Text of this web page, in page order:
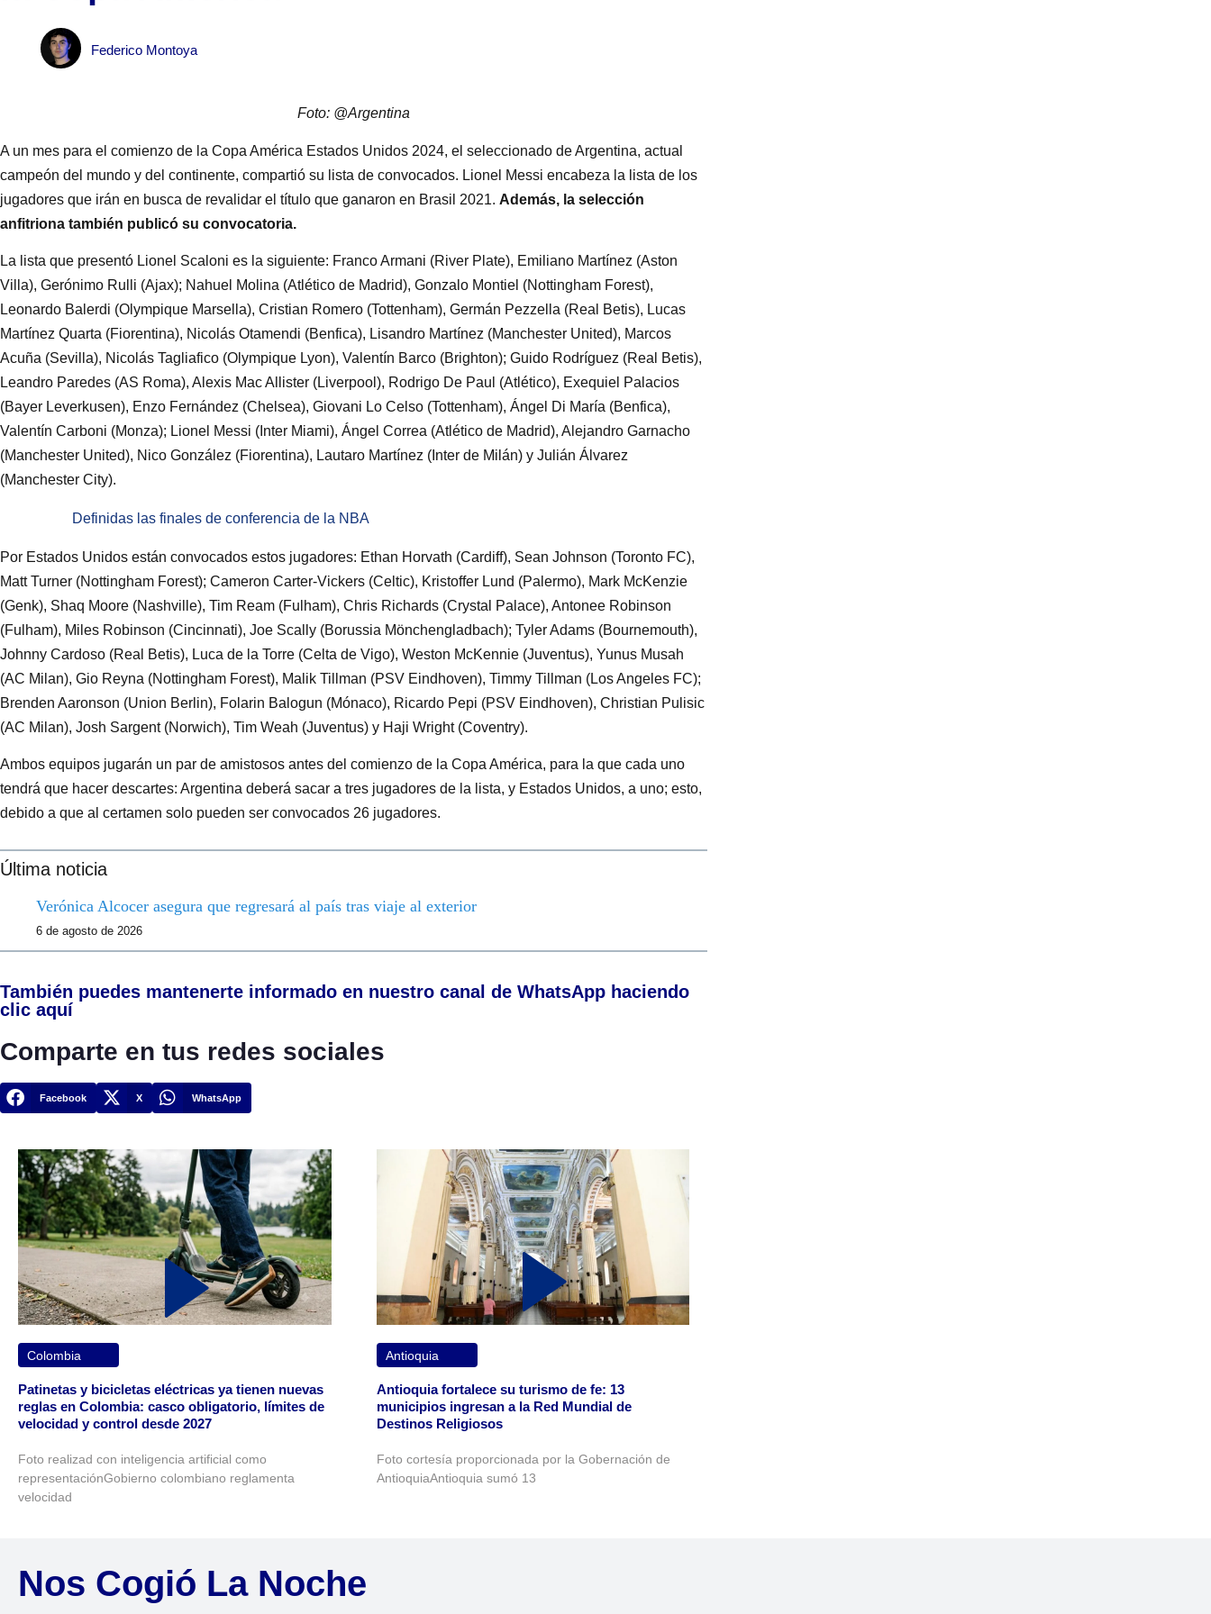
Federico Montoya
Foto: @Argentina
A un mes para el comienzo de la Copa América Estados Unidos 2024, el seleccionado de Argentina, actual
campeón del mundo y del continente, compartió su lista de convocados. Lionel Messi encabeza la lista de los
jugadores que irán en busca de revalidar el título que ganaron en Brasil 2021. Además, la selección
anfitriona también publicó su convocatoria.
La lista que presentó Lionel Scaloni es la siguiente: Franco Armani (River Plate), Emiliano Martínez (Aston
Villa), Gerónimo Rulli (Ajax); Nahuel Molina (Atlético de Madrid), Gonzalo Montiel (Nottingham Forest),
Leonardo Balerdi (Olympique Marsella), Cristian Romero (Tottenham), Germán Pezzella (Real Betis), Lucas
Martínez Quarta (Fiorentina), Nicolás Otamendi (Benfica), Lisandro Martínez (Manchester United), Marcos
Acuña (Sevilla), Nicolás Tagliafico (Olympique Lyon), Valentín Barco (Brighton); Guido Rodríguez (Real Betis),
Leandro Paredes (AS Roma), Alexis Mac Allister (Liverpool), Rodrigo De Paul (Atlético), Exequiel Palacios
(Bayer Leverkusen), Enzo Fernández (Chelsea), Giovani Lo Celso (Tottenham), Ángel Di María (Benfica),
Valentín Carboni (Monza); Lionel Messi (Inter Miami), Ángel Correa (Atlético de Madrid), Alejandro Garnacho
(Manchester United), Nico González (Fiorentina), Lautaro Martínez (Inter de Milán) y Julián Álvarez
(Manchester City).
Definidas las finales de conferencia de la NBA
Por Estados Unidos están convocados estos jugadores: Ethan Horvath (Cardiff), Sean Johnson (Toronto FC),
Matt Turner (Nottingham Forest); Cameron Carter-Vickers (Celtic), Kristoffer Lund (Palermo), Mark McKenzie
(Genk), Shaq Moore (Nashville), Tim Ream (Fulham), Chris Richards (Crystal Palace), Antonee Robinson
(Fulham), Miles Robinson (Cincinnati), Joe Scally (Borussia Mönchengladbach); Tyler Adams (Bournemouth),
Johnny Cardoso (Real Betis), Luca de la Torre (Celta de Vigo), Weston McKennie (Juventus), Yunus Musah
(AC Milan), Gio Reyna (Nottingham Forest), Malik Tillman (PSV Eindhoven), Timmy Tillman (Los Angeles FC);
Brenden Aaronson (Union Berlin), Folarin Balogun (Mónaco), Ricardo Pepi (PSV Eindhoven), Christian Pulisic
(AC Milan), Josh Sargent (Norwich), Tim Weah (Juventus) y Haji Wright (Coventry).
Ambos equipos jugarán un par de amistosos antes del comienzo de la Copa América, para la que cada uno
tendrá que hacer descartes: Argentina deberá sacar a tres jugadores de la lista, y Estados Unidos, a uno; esto,
debido a que al certamen solo pueden ser convocados 26 jugadores.
Última noticia
Verónica Alcocer asegura que regresará al país tras viaje al exterior
6 de agosto de 2026
También puedes mantenerte informado en nuestro canal de WhatsApp haciendo
clic aquí
Comparte en tus redes sociales
Facebook X WhatsApp
Colombia
Patinetas y bicicletas eléctricas ya tienen nuevas
reglas en Colombia: casco obligatorio, límites de
velocidad y control desde 2027
Foto realizad con inteligencia artificial como
representaciónGobierno colombiano reglamenta
velocidad
Antioquia
Antioquia fortalece su turismo de fe: 13
municipios ingresan a la Red Mundial de
Destinos Religiosos
Foto cortesía proporcionada por la Gobernación de
AntioquiaAntioquia sumó 13
Nos Cogió La Noche